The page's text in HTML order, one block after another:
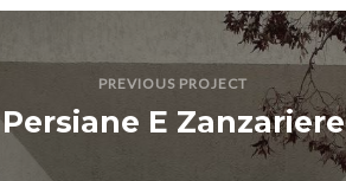
PREVIOUS PROJECT
Persiane E Zanzariere